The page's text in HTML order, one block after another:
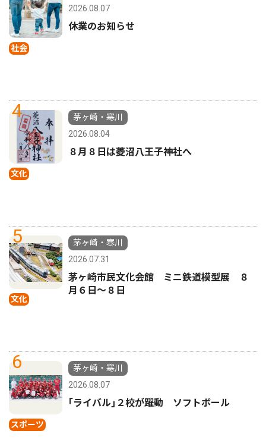
社会
2026.08.07
休業のお知らせ
4
文化
茅ヶ崎・寒川
2026.08.04
８月８日は菱沼八王子神社へ
5
文化
茅ヶ崎・寒川
2026.07.31
茅ヶ崎市民文化会館 ミニ鉄道模型展 ８
月６日〜８日
6
スポーツ
茅ヶ崎・寒川
2026.08.07
｢ライバル｣２校が躍動 ソフトボール